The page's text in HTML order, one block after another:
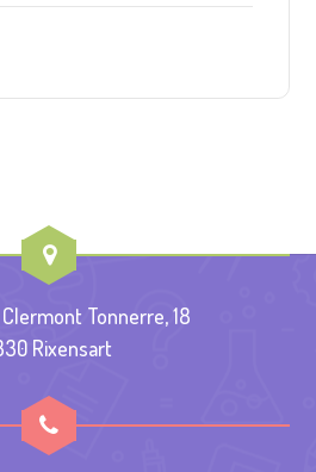
Tonnerre, 18
Rixensart